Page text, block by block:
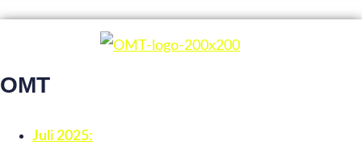
OMT
Juli 2025: